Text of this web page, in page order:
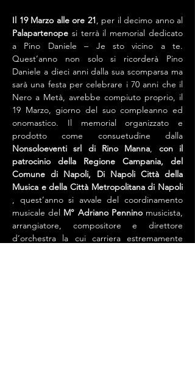
Il 19 Marzo alle ore 21
Palapartenope si terrà il memorial dedicato
a Pino Daniele – Je sto vicino a te.
Quest’anno non solo si ricorderà Pino
Daniele a dieci anni dalla sua scomparsa ma
sarà una festa per celebrare i 70 anni che il
Nero a Metà, avrebbe compiuto proprio, il
19 Marzo, giorno del suo compleanno ed
onomastico. Il memorial organizzato e
Nonsoloeventi srl di Rino Manna, con il
patrocinio della Regione Campania, del
Comune di Napoli, Di Napoli Città della
Musica e della Città Metropolitana di Napoli
, quest’anno si avvale del coordinamento
musicale del M° Adriano Pennino musicista,
arrangiatore, compositore e direttore
d’orchestra la cui carriera estremamente